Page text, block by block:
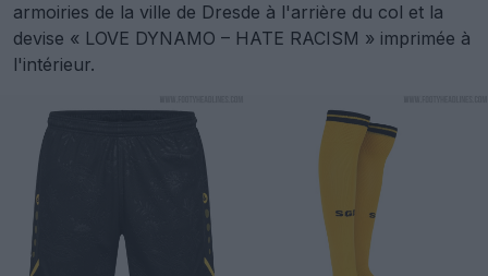
armoiries de la ville de Dresde à l'arrière du col et la
devise « LOVE DYNAMO – HATE RACISM » imprimée à
l'intérieur.